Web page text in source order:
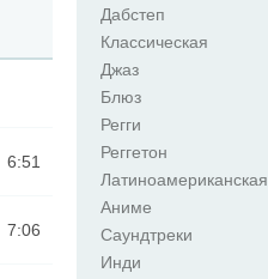
6:51
7:06
Дабстеп
Классическая
Джаз
Блюз
Регги
Реггетон
Латиноамериканская
Аниме
Саундтреки
Инди